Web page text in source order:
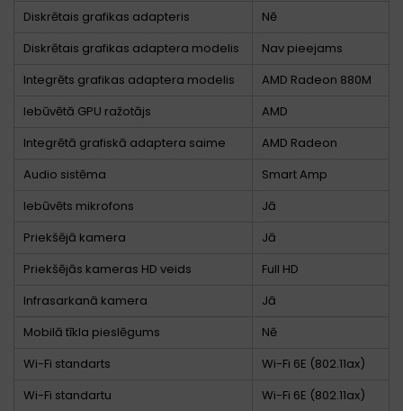
Diskrētais grafikas adapteris
Nē
Diskrētais grafikas adaptera modelis
Nav pieejams
Integrēts grafikas adaptera modelis
AMD Radeon 880M
Iebūvētā GPU ražotājs
AMD
Integrētā grafiskā adaptera saime
AMD Radeon
Audio sistēma
Smart Amp
Iebūvēts mikrofons
Jā
Priekšējā kamera
Jā
Priekšējās kameras HD veids
Full HD
Infrasarkanā kamera
Jā
Mobilā tīkla pieslēgums
Nē
Wi-Fi standarts
Wi-Fi 6E (802.11ax)
Wi-Fi standartu
Wi-Fi 6E (802.11ax)